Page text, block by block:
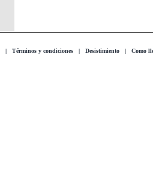
| Términos y condiciones | Desistimiento | Como